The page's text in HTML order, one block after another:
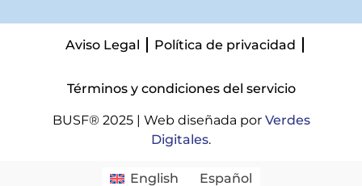
Aviso Legal Política de privacidad
Términos y condiciones del servicio
BUSF® 2025 | Web diseñada por Verdes
Digitales.
English Español